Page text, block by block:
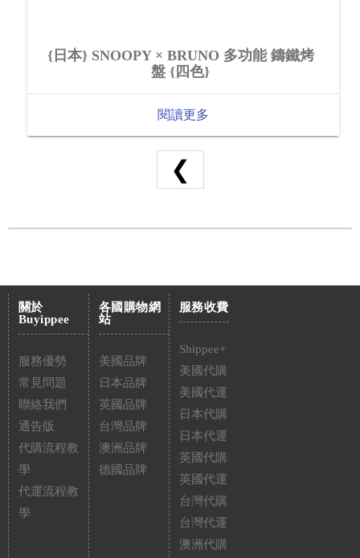
{日本} SNOOPY × BRUNO 多功能 鑄鐵烤
盤 {四色}
閱讀更多
❮
關於
Buyippee
服務優勢
常見問題
聯絡我們
通告版
代購流程教
學
代運流程教
學
各國購物網
站
美國品牌
日本品牌
英國品牌
台灣品牌
澳洲品牌
德國品牌
服務收費
Shippee+
美國代購
美國代運
日本代購
日本代運
英國代購
英國代運
台灣代購
台灣代運
澳洲代購